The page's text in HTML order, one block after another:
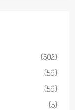
(502)
(59)
(59)
(5)